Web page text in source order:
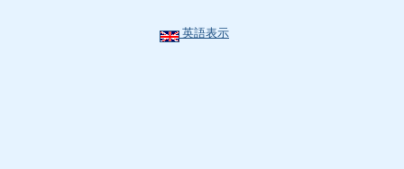
英語表示